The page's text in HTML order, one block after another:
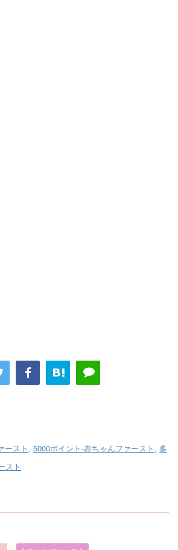
ースト , 5000ポイント-赤ちゃんファースト , 多
スト